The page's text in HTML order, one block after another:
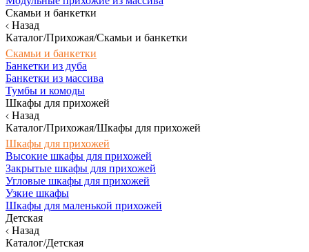
Скамьи и банкетки
Назад
Каталог/Прихожая/Скамьи и банкетки
Скамьи и банкетки
Банкетки из дуба
Банкетки из массива
Тумбы и комоды
Шкафы для прихожей
Назад
Каталог/Прихожая/Шкафы для прихожей
Шкафы для прихожей
Высокие шкафы для прихожей
Закрытые шкафы для прихожей
Угловые шкафы для прихожей
Узкие шкафы
Шкафы для маленькой прихожей
Детская
Назад
Каталог/Детская